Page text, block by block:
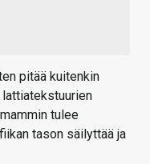
pitää kuitenkin
tulee
tason säilyttää ja